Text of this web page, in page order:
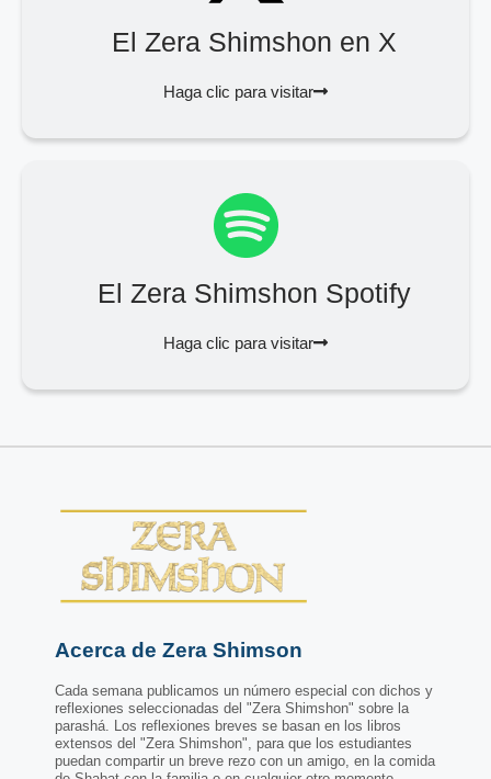
El Zera Shimshon en X
Haga clic para visitar
El Zera Shimshon Spotify
Haga clic para visitar
Acerca de Zera Shimson
Cada semana publicamos un número especial con dichos y
reflexiones seleccionadas del "Zera Shimshon" sobre la
parashá. Los reflexiones breves se basan en los libros
extensos del "Zera Shimshon", para que los estudiantes
puedan compartir un breve rezo con un amigo, en la comida